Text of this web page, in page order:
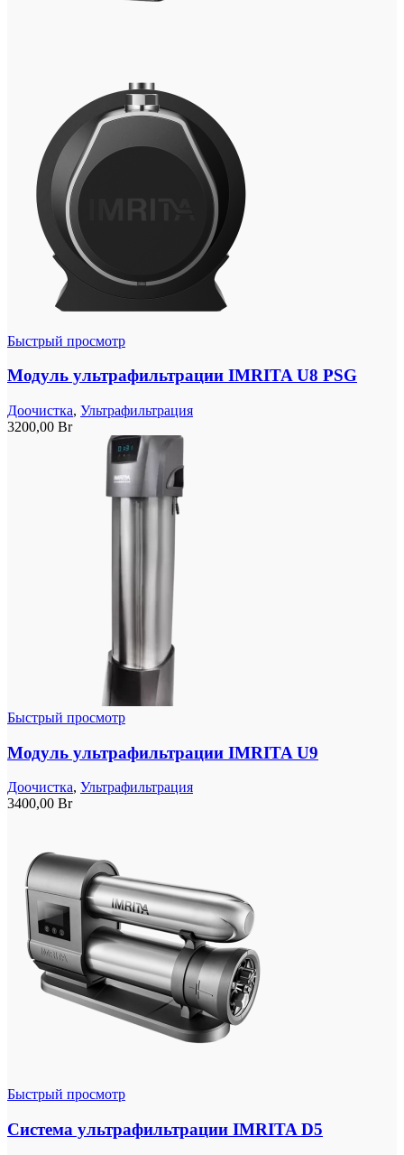
Быстрый просмотр
Модуль ультрафильтрации IMRITA U8 PSG
Доочистка, Ультрафильтрация
3200,00 Br
Быстрый просмотр
Модуль ультрафильтрации IMRITA U9
Доочистка, Ультрафильтрация
3400,00 Br
Быстрый просмотр
Система ультрафильтрации IMRITA D5